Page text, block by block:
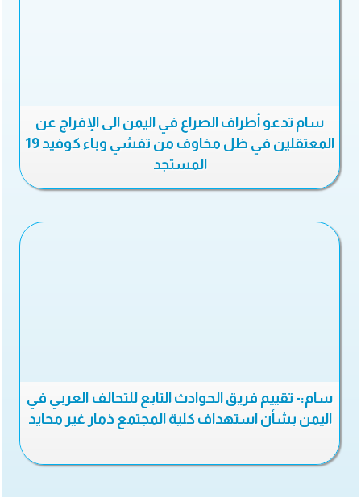
سام تدعو أطراف الصراع في اليمن الى الإفراج عن
المعتقلين في ظل مخاوف من تفشي وباء كوفيد 19
المستجد
سام:- تقييم فريق الحوادث التابع للتحالف العربي في
اليمن بشأن استهداف كلية المجتمع ذمار غير محايد